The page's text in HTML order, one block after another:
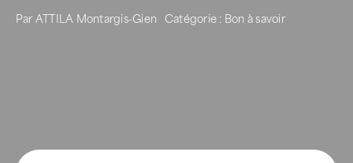
Rejoignez-nous
ParATTILA Montargis-Gien Catégorie : Bon à savoir